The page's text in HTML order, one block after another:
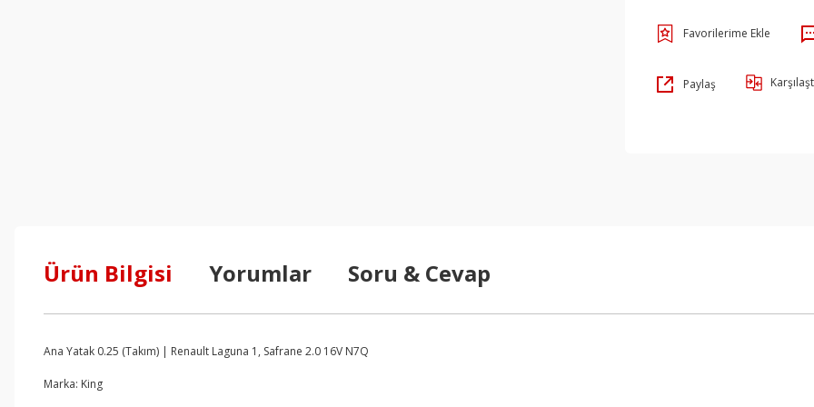
Paylaş
Ürün Bilgisi Yorumlar Soru & Cevap
Ana Yatak 0.25 (Takım) | Renault Laguna 1, Safrane 2.0 16V N7Q
Marka: King